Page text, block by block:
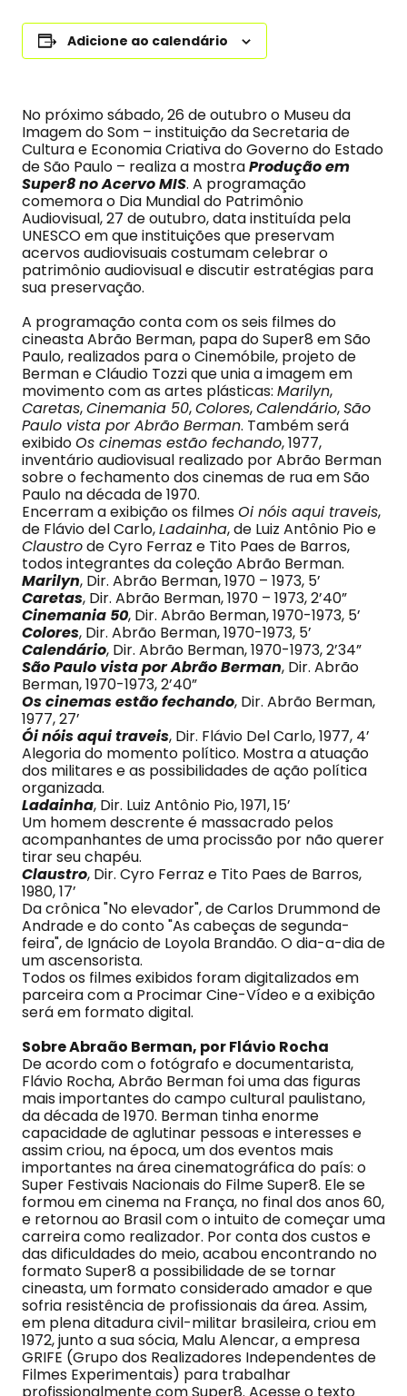
Adicione ao calendário
No próximo sábado, 26 de outubro o Museu da
Imagem do Som – instituição da Secretaria de
Cultura e Economia Criativa do Governo do Estado
de São Paulo – realiza a mostraProdução em
Super8 no Acervo MIS. A programação
comemora o Dia Mundial do Patrimônio
Audiovisual, 27 de outubro, data instituída pela
UNESCO em que instituições que preservam
acervos audiovisuais costumam celebrar o
patrimônio audiovisual e discutir estratégias para
sua preservação.
A programação conta com os seis filmes do
cineasta Abrão Berman, papa do Super8 em São
Paulo, realizados para o Cinemóbile, projeto de
Berman e Cláudio Tozzi que unia a imagem em
movimento com as artes plásticas: Marilyn,
Caretas,Cinemania 50,Colores,Calendário,São
Paulo vista por Abrão Berman. Também será
exibidoOs cinemas estão fechando, 1977,
inventário audiovisual realizado por Abrão Berman
sobre o fechamento dos cinemas de rua em São
Paulo na década de 1970.
Encerram a exibição os filmesOi nóis aqui traveis,
de Flávio del Carlo,Ladainha, de Luiz Antônio Pio e
Claustrode Cyro Ferraz e Tito Paes de Barros,
todos integrantes da coleção Abrão Berman.
Marilyn, Dir. Abrão Berman, 1970 – 1973, 5’
Caretas, Dir. Abrão Berman, 1970 – 1973, 2’40”
Cinemania 50, Dir. Abrão Berman, 1970-1973, 5’
Colores, Dir. Abrão Berman, 1970-1973, 5’
Calendário, Dir. Abrão Berman, 1970-1973, 2’34”
São Paulo vista por Abrão Berman, Dir. Abrão
Berman, 1970-1973, 2’40”
Os cinemas estão fechando, Dir. Abrão Berman,
1977, 27’
Ói nóis aqui traveis, Dir. Flávio Del Carlo, 1977, 4’
Alegoria do momento político. Mostra a atuação
dos militares e as possibilidades de ação política
organizada.
Ladainha, Dir. Luiz Antônio Pio, 1971, 15’
Um homem descrente é massacrado pelos
acompanhantes de uma procissão por não querer
tirar seu chapéu.
Claustro, Dir. Cyro Ferraz e Tito Paes de Barros,
1980, 17’
Da crônica "No elevador", de Carlos Drummond de
Andrade e do conto "As cabeças de segunda-
feira", de Ignácio de Loyola Brandão. O dia-a-dia de
um ascensorista.
Todos os filmes exibidos foram digitalizados em
parceira com a Procimar Cine-Vídeo e a exibição
será em formato digital.
Sobre Abraão Berman, por Flávio Rocha
De acordo com o fotógrafo e documentarista,
Flávio Rocha, Abrão Berman foi uma das figuras
mais importantes do campo cultural paulistano,
da década de 1970. Berman tinha enorme
capacidade de aglutinar pessoas e interesses e
assim criou, na época, um dos eventos mais
importantes na área cinematográfica do país: o
Super Festivais Nacionais do Filme Super8. Ele se
formou em cinema na França, no final dos anos 60,
e retornou ao Brasil com o intuito de começar uma
carreira como realizador. Por conta dos custos e
das dificuldades do meio, acabou encontrando no
formato Super8 a possibilidade de se tornar
cineasta, um formato considerado amador e que
sofria resistência de profissionais da área. Assim,
em plena ditadura civil-militar brasileira, criou em
1972, junto a sua sócia, Malu Alencar, a empresa
GRIFE (Grupo dos Realizadores Independentes de
Filmes Experimentais) para trabalhar